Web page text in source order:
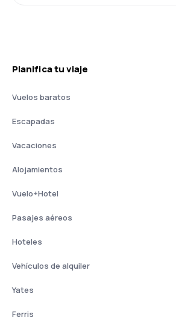
Planifica tu viaje
Vuelos baratos
Escapadas
Vacaciones
Alojamientos
Vuelo+Hotel
Pasajes aéreos
Hoteles
Vehículos de alquiler
Yates
Ferris